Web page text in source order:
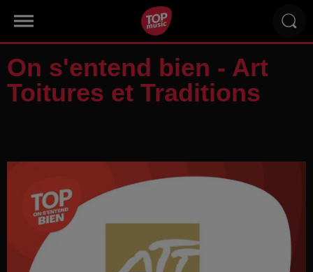
On s'entend bien - Art
Toitures et Traditions